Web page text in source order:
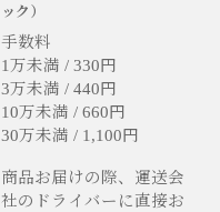
ック）
手数料
1万未満 / 330円
3万未満 / 440円
10万未満 / 660円
30万未満 / 1,100円
商品お届けの際、運送会
社のドライバーに直接お